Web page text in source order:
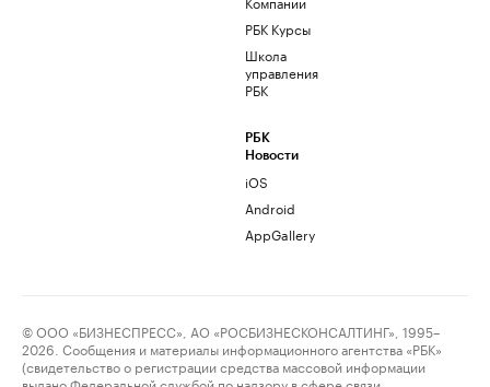
РБК Курсы
Школа
управления
РБК
РБК
Новости
iOS
Android
AppGallery
© ООО «БИЗНЕСПРЕСС», АО «РОСБИЗНЕСКОНСАЛТИНГ», 1995–
2026. Сообщения и материалы информационного агентства «РБК»
(свидетельство о регистрации средства массовой информации